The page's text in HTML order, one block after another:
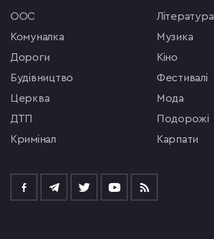
ООС
комуналка
Дороги
будівництво
церква
ДТП
кримінал
література
музика
кіно
фестивалі
мода
подорожі
Карпати